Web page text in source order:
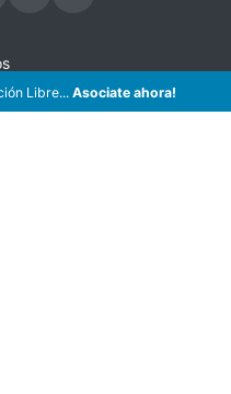
Libre... Asociate ahora!